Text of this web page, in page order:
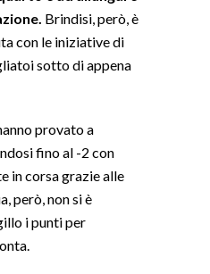
Brindisi, però, è
con le iniziative di
sotto di appena
provato a
fino al -2 con
in corsa grazie alle
però, non si è
i punti per